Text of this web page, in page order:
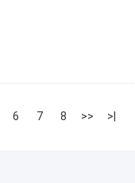
6 7 8 >> >|